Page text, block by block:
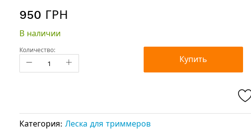
950 ГРН
В наличии
Количество:
Купить
Категория: Леска для триммеров